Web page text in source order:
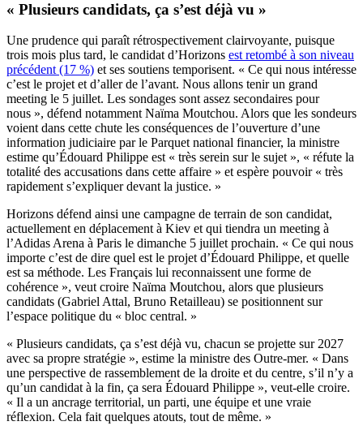
« Plusieurs candidats, ça s’est déjà vu »
Une prudence qui paraît rétrospectivement clairvoyante, puisque
trois mois plus tard, le candidat d’Horizons est retombé à son niveau
précédent (17 %) et ses soutiens temporisent. « Ce qui nous intéresse
c’est le projet et d’aller de l’avant. Nous allons tenir un grand
meeting le 5 juillet. Les sondages sont assez secondaires pour
nous », défend notamment Naïma Moutchou. Alors que les sondeurs
voient dans cette chute les conséquences de l’ouverture d’une
information judiciaire par le Parquet national financier, la ministre
estime qu’Édouard Philippe est « très serein sur le sujet », « réfute la
totalité des accusations dans cette affaire » et espère pouvoir « très
rapidement s’expliquer devant la justice. »
Horizons défend ainsi une campagne de terrain de son candidat,
actuellement en déplacement à Kiev et qui tiendra un meeting à
l’Adidas Arena à Paris le dimanche 5 juillet prochain. « Ce qui nous
importe c’est de dire quel est le projet d’Édouard Philippe, et quelle
est sa méthode. Les Français lui reconnaissent une forme de
cohérence », veut croire Naïma Moutchou, alors que plusieurs
candidats (Gabriel Attal, Bruno Retailleau) se positionnent sur
l’espace politique du « bloc central. »
« Plusieurs candidats, ça s’est déjà vu, chacun se projette sur 2027
avec sa propre stratégie », estime la ministre des Outre-mer. « Dans
une perspective de rassemblement de la droite et du centre, s’il n’y a
qu’un candidat à la fin, ça sera Édouard Philippe », veut-elle croire.
« Il a un ancrage territorial, un parti, une équipe et une vraie
réflexion. Cela fait quelques atouts, tout de même. »